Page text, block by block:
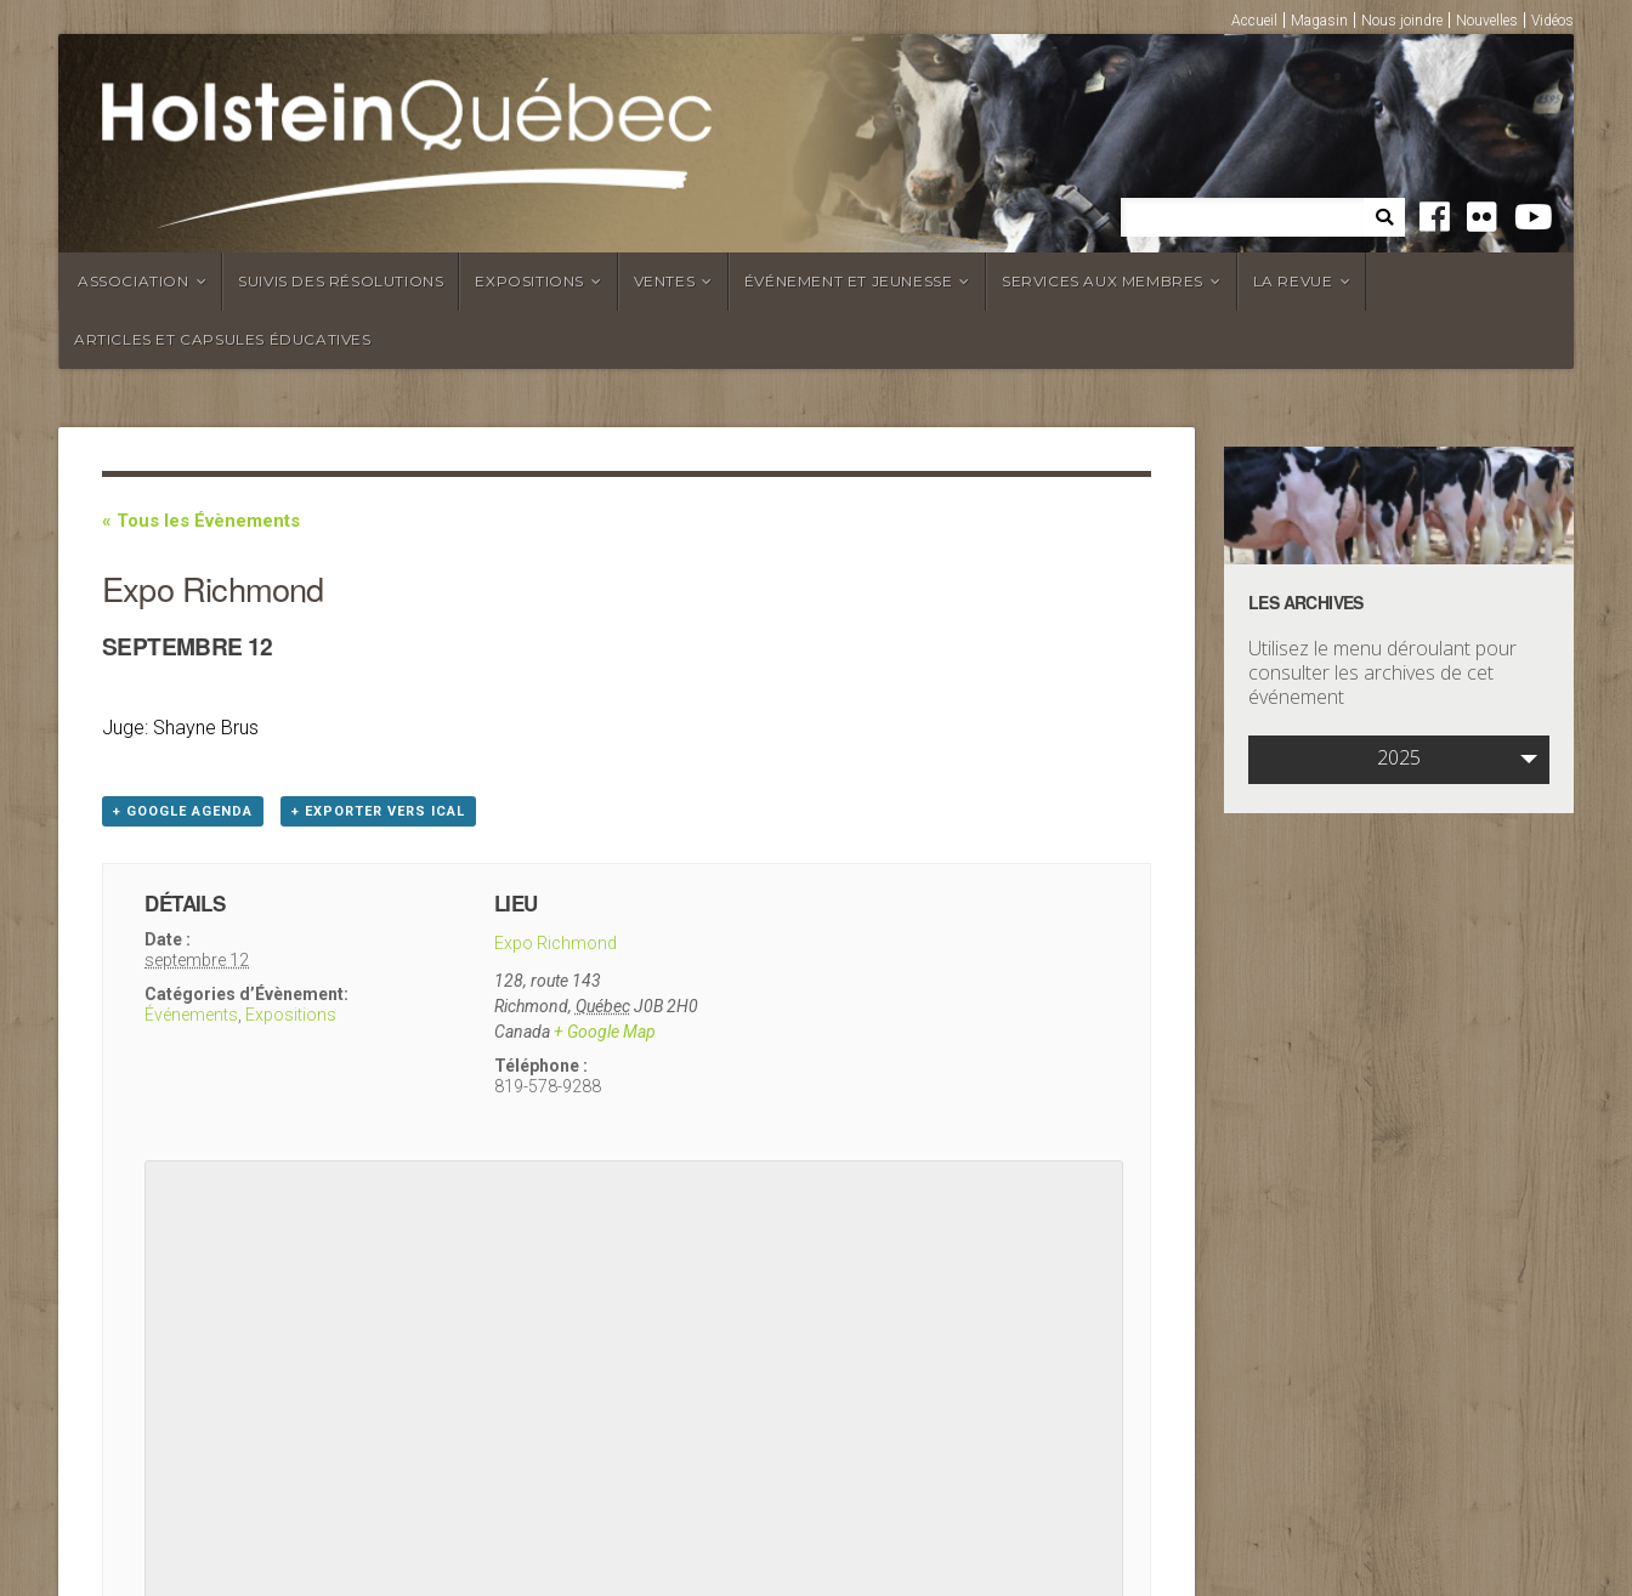
Accueil Magasin Nous joindre Nouvelles Vidéos
ASSOCIATION SUIVIS DES RÉSOLUTIONS EXPOSITIONS VENTES ÉVÉNEMENT ET JEUNESSE SERVICES AUX MEMBRES LA REVUE
ARTICLES ET CAPSULES ÉDUCATIVES
« Tous les Évènements
Expo Richmond
SEPTEMBRE 12
Juge: Shayne Brus
+ GOOGLE AGENDA + EXPORTER VERS ICAL
DÉTAILS
Date :
septembre 12
Catégories d’Évènement:
Événements Expositions
LIEU
Expo Richmond
128, route 143
Richmond, Québec J0B 2H0
Canada + Google Map
Téléphone :
819-578-9288
LES ARCHIVES
Utilisez le menu déroulant pour
consulter les archives de cet
événement
2025